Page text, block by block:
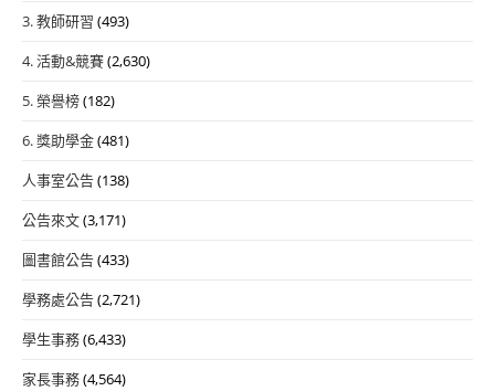
3. 教師研習 (493)
4. 活動&競賽(2,630)
5. 榮譽榜(182)
6. 獎助學金(481)
人事室公告(138)
公告來文(3,171)
圖書館公告(433)
學務處公告(2,721)
學生事務(6,433)
家長事務(4,564)